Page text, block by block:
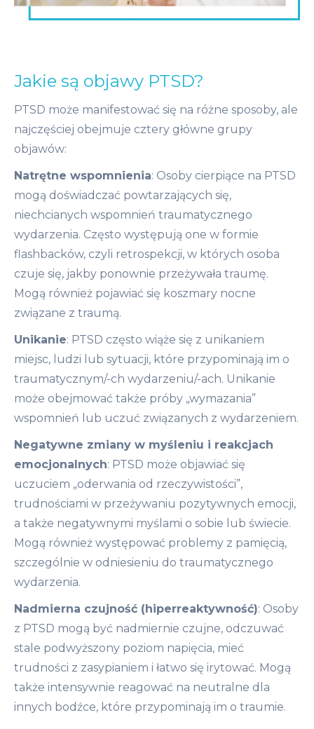
Jakie są objawy PTSD?
PTSD może manifestować się na różne sposoby, ale
najczęściej obejmuje cztery główne grupy
objawów:
Natrętne wspomnienia: Osoby cierpiące na PTSD
mogą doświadczać powtarzających się,
niechcianych wspomnień traumatycznego
wydarzenia. Często występują one w formie
flashbacków, czyli retrospekcji, w których osoba
czuje się, jakby ponownie przeżywała traumę.
Mogą również pojawiać się koszmary nocne
związane z traumą.
Unikanie: PTSD często wiąże się z unikaniem
miejsc, ludzi lub sytuacji, które przypominają im o
traumatycznym/-ch wydarzeniu/-ach. Unikanie
może obejmować także próby „wymazania”
wspomnień lub uczuć związanych z wydarzeniem.
Negatywne zmiany w myśleniu i reakcjach
emocjonalnych: PTSD może objawiać się
uczuciem „oderwania od rzeczywistości”,
trudnościami w przeżywaniu pozytywnych emocji,
a także negatywnymi myślami o sobie lub świecie.
Mogą również występować problemy z pamięcią,
szczególnie w odniesieniu do traumatycznego
wydarzenia.
Nadmierna czujność (hiperreaktywność): Osoby
z PTSD mogą być nadmiernie czujne, odczuwać
stale podwyższony poziom napięcia, mieć
trudności z zasypianiem i łatwo się irytować. Mogą
także intensywnie reagować na neutralne dla
innych bodźce, które przypominają im o traumie.